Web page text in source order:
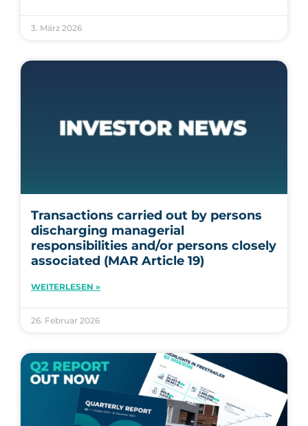
3. März 2026
Transactions carried out by persons
discharging managerial
responsibilities and/or persons closely
associated (MAR Article 19)
WEITERLESEN »
26. Februar 2026